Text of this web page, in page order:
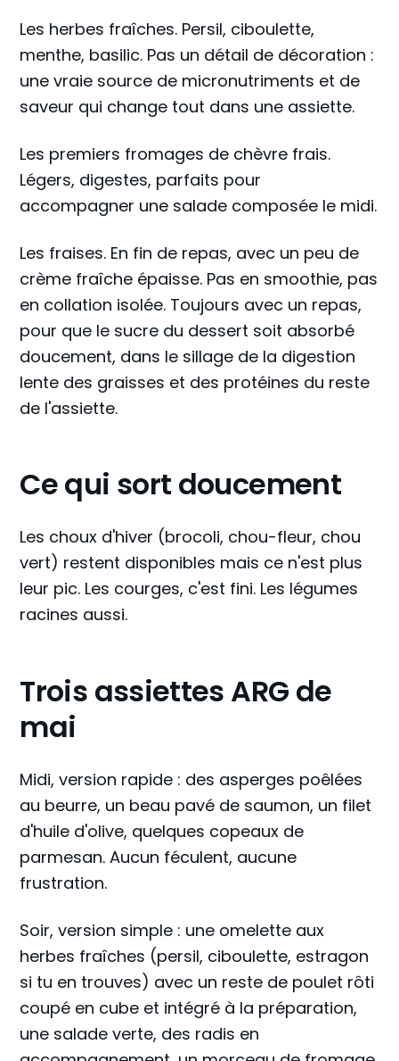
Les herbes fraîches. Persil, ciboulette,
menthe, basilic. Pas un détail de décoration :
une vraie source de micronutriments et de
saveur qui change tout dans une assiette.
Les premiers fromages de chèvre frais.
Légers, digestes, parfaits pour
accompagner une salade composée le midi.
Les fraises. En fin de repas, avec un peu de
crème fraîche épaisse. Pas en smoothie, pas
en collation isolée. Toujours avec un repas,
pour que le sucre du dessert soit absorbé
doucement, dans le sillage de la digestion
lente des graisses et des protéines du reste
de l'assiette.
Ce qui sort doucement
Les choux d'hiver (brocoli, chou-fleur, chou
vert) restent disponibles mais ce n'est plus
leur pic. Les courges, c'est fini. Les légumes
racines aussi.
Trois assiettes ARG de
mai
Midi, version rapide : des asperges poêlées
au beurre, un beau pavé de saumon, un filet
d'huile d'olive, quelques copeaux de
parmesan. Aucun féculent, aucune
frustration.
Soir, version simple : une omelette aux
herbes fraîches (persil, ciboulette, estragon
si tu en trouves) avec un reste de poulet rôti
coupé en cube et intégré à la préparation,
une salade verte, des radis en